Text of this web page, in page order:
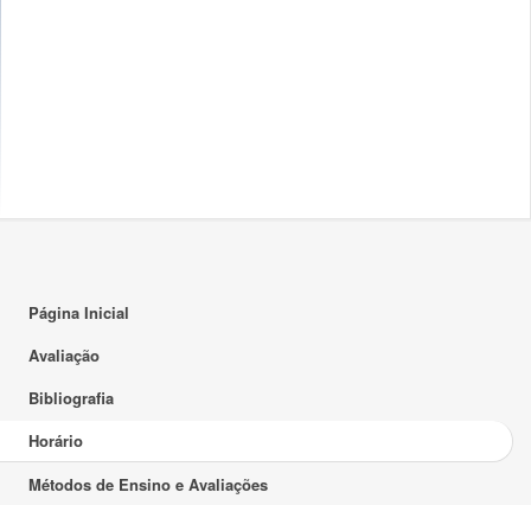
Página Inicial
Avaliação
Bibliografia
Horário
Métodos de Ensino e Avaliações